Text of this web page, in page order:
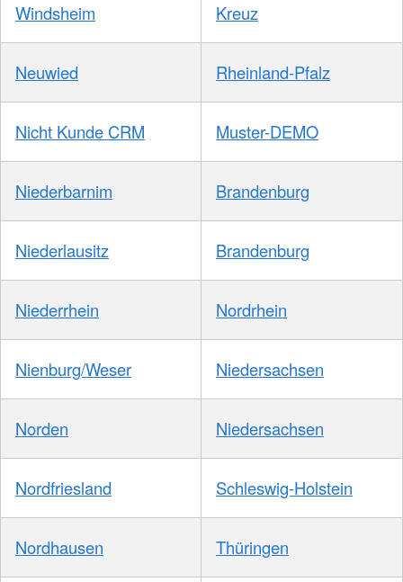
Windsheim
Kreuz
Neuwied Rheinland-Pfalz
Nicht Kunde CRM Muster-DEMO
Niederbarnim Brandenburg
Niederlausitz Brandenburg
Niederrhein Nordrhein
Nienburg/Weser Niedersachsen
Norden Niedersachsen
Nordfriesland Schleswig-Holstein
Nordhausen Thüringen